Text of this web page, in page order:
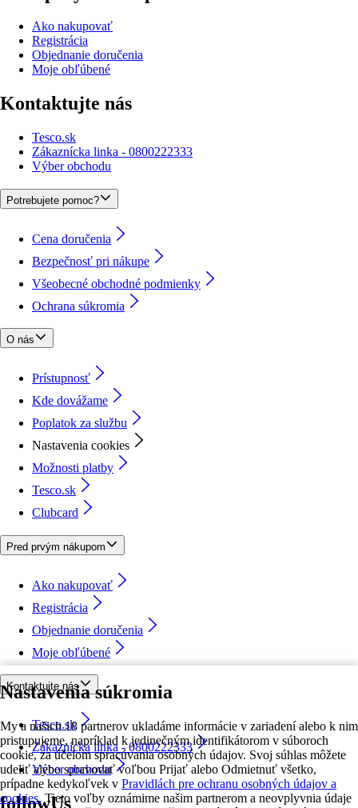
Nastavenia súkromia
My a našich 18 partnerov ukladáme informácie v zariadení alebo k nim
pristupujeme, napríklad k jedinečným identifikátorom v súboroch
cookie, za účelom spracúvania osobných údajov. Svoj súhlas môžete
udeliť alebo spravovať voľbou Prijať alebo Odmietnuť všetko,
prípadne kedykoľvek v Pravidlách pre ochranu osobných údajov a
cookies. Tieto voľby oznámime našim partnerom a neovplyvnia údaje
Ako nakupovať
Registrácia
Objednanie doručenia
Moje obľúbené
Kontaktujte nás
Tesco.sk
Zákaznícka linka - 0800222333
Výber obchodu
Potrebujete pomoc?
Cena doručenia
Bezpečnosť pri nákupe
Všeobecné obchodné podmienky
Ochrana súkromia
O nás
Prístupnosť
Kde dovážame
Poplatok za službu
Nastavenia cookies
Možnosti platby
Tesco.sk
Clubcard
Pred prvým nákupom
Ako nakupovať
Registrácia
Objednanie doručenia
Moje obľúbené
Kontaktujte nás
Tesco.sk
Zákaznícka linka - 0800222333
Výber obchodu
followUs